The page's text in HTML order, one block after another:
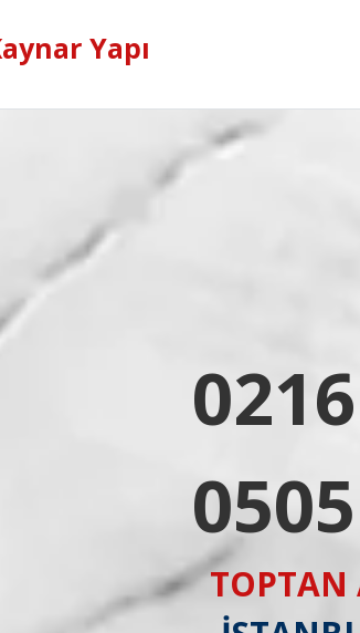
Yapı
TOPTAN